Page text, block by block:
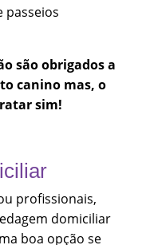
passeios
são obrigados a
canino mas, o
sim!
profissionais,
domiciliar
boa opção se